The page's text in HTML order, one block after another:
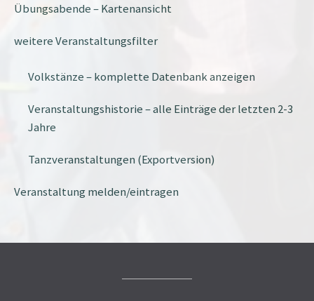
Übungsabende – Kartenansicht
weitere Veranstaltungsfilter
Volkstänze – komplette Datenbank anzeigen
Veranstaltungshistorie – alle Einträge der letzten 2-3
Jahre
Tanzveranstaltungen (Exportversion)
Veranstaltung melden/eintragen